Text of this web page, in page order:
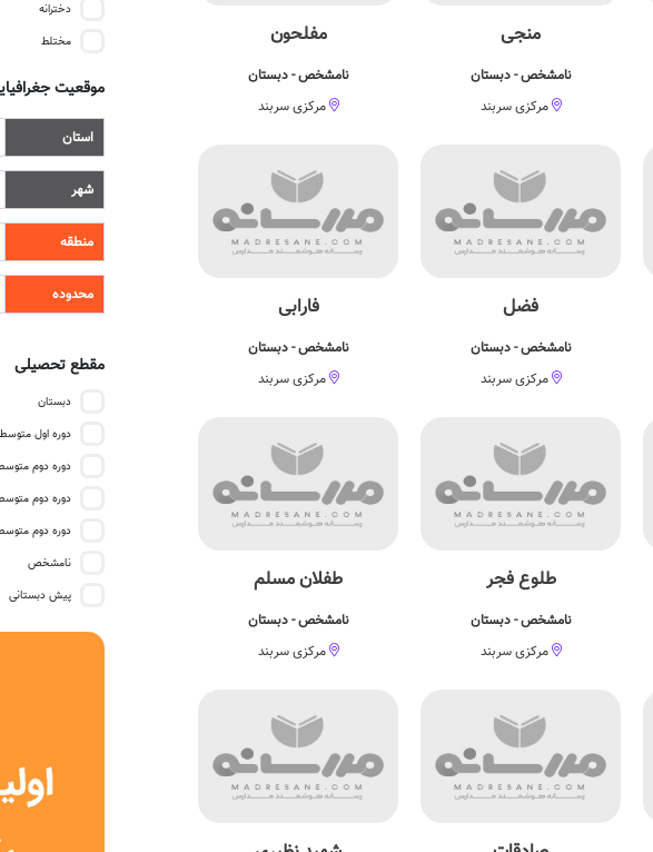
دخترانه
مختلط
موقعیت
استان
شهر
منطقه
محدوده
مقطع تحصیلی
دبستان
دوره اول
دوره دوم
دوره دوم
دوره دوم
نامشخص
پیش دبستانی
منجی
نامشخص - دبستان
مرکزی سربند
مفلحون
نامشخص - دبستان
مرکزی سربند
فضل
نامشخص - دبستان
مرکزی سربند
فارابی
نامشخص - دبستان
مرکزی سربند
طلوع فجر
نامشخص - دبستان
مرکزی سربند
طفلان مسلم
نامشخص - دبستان
مرکزی سربند